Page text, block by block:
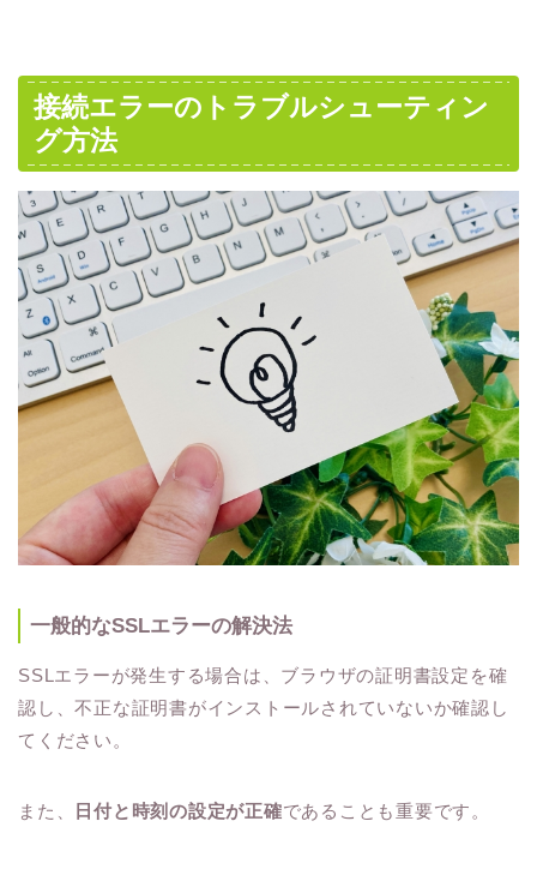
接続エラーのトラブルシューティン
グ方法
一般的なSSLエラーの解決法
SSLエラーが発生する場合は、ブラウザの証明書設定を確
認し、不正な証明書がインストールされていないか確認し
てください。
また、 日付と時刻の設定が正確であることも重要です。